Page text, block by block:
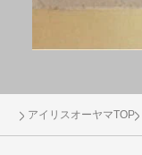
アイリスオーヤマTOP